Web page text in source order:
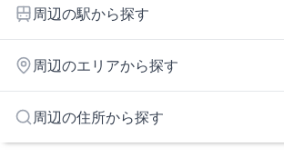
周辺の駅から探す
三宅八幡
八幡前
周辺のエリアから探す
大津・草津エリア
周辺の住所から探す